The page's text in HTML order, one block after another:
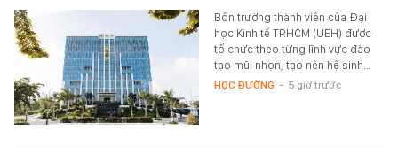
Bốn trường thành viên của Đại
học Kinh tế TP.HCM (UEH) được
tổ chức theo từng lĩnh vực đào
tạo mũi nhọn, tạo nên hệ sinh…
HỌC ĐƯỜNG - 5 giờ trước